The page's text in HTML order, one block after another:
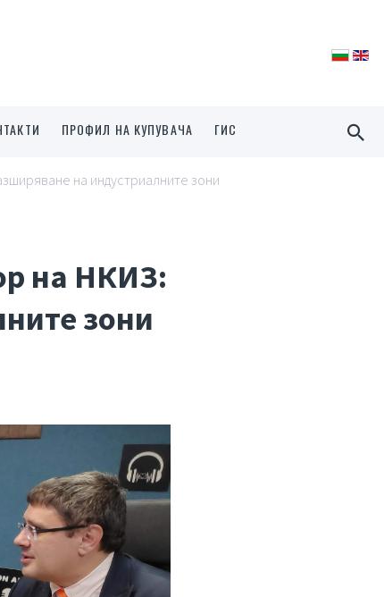
ПРОФИЛ НА КУПУВАЧА ГИС
на индустриалните зони
на НКИЗ:
зони